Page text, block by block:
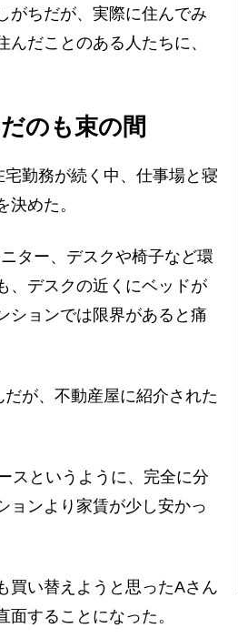
がちだが、実際に住んでみ
だことのある人たちに、
のも束の間
勤務が続く中、仕事場と寝
めた。
ター、デスクや椅子など環
、デスクの近くにベッドが
ションでは限界があると痛
が、不動産屋に紹介された
スというように、完全に分
ョンより家賃が少し安かっ
い替えようと思ったAさん
することになった。